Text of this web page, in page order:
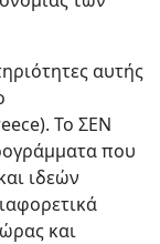
αυτής
Το ΣΕΝ
που
ιδεών
και